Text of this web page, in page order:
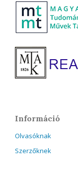
Információ
Olvasóknak
Szerzőknek